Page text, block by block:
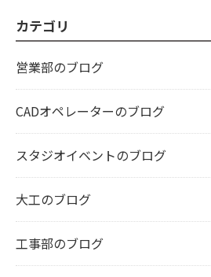
カテゴリ
営業部のブログ
CADオペレーターのブログ
スタジオイベントのブログ
大工のブログ
工事部のブログ